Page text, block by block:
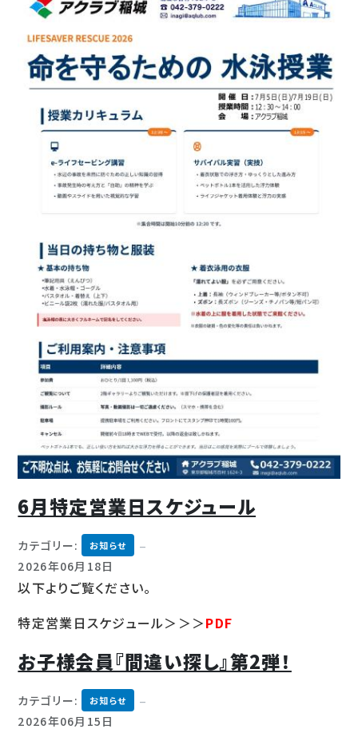
6月特定営業日スケジュール
カテゴリー: お知らせ
2026年06月18日
以下よりご覧ください。
特定営業日スケジュール＞＞＞PDF
お子様会員『間違い探し』第2弾！
カテゴリー: お知らせ
2026年06月15日